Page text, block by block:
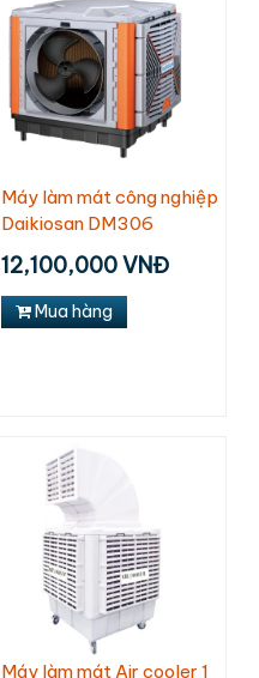
Máy làm mát công nghiệp
Daikiosan DM306
12,100,000 VNĐ
Mua hàng
Máy làm mát Air cooler 1